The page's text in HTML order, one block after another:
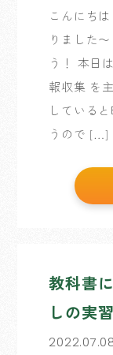
こんにち
りました
う！ 本日
報収集 を
している
うので […]
教科書
しの実